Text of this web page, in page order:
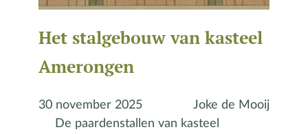
Het stalgebouw van kasteel
Amerongen
30 november 2025
Joke de Mooij
De paardenstallen van kasteel